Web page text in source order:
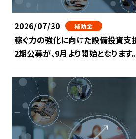
2026/07/30 補助金
稼ぐ力の強化に向けた設備投資支
2期公募が、9月より開始となります。